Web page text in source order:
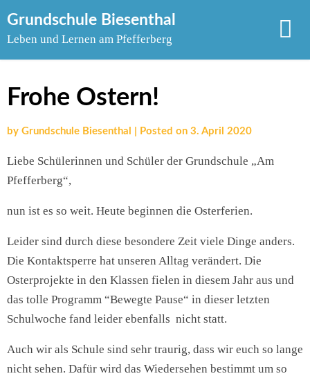
to
Grundschule Biesenthal
Leben und Lernen am Pfefferberg
Frohe Ostern!
by Grundschule Biesenthal Posted on 3. April 2020
Liebe Schülerinnen und Schüler der Grundschule „Am
Pfefferberg“,
nun ist es so weit. Heute beginnen die Osterferien.
Leider sind durch diese besondere Zeit viele Dinge anders.
Die Kontaktsperre hat unseren Alltag verändert. Die
Osterprojekte in den Klassen fielen in diesem Jahr aus und
das tolle Programm “Bewegte Pause“ in dieser letzten
Schulwoche fand leider ebenfalls nicht statt.
Auch wir als Schule sind sehr traurig, dass wir euch so lange
nicht sehen. Dafür wird das Wiedersehen bestimmt um so